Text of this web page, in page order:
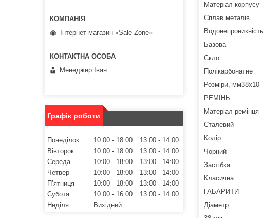
Матеріал корпусу
Сплав металів
Водонепроникність
Базова
Скло
Полікарбонатне
Розміри, мм38х10
РЕМІНЬ
Матеріал ремінця
Сталевий
Колір
Чорний
Застібка
Класична
ГАБАРИТИ
Діаметр
Інтернет-магазин «Sale Zone»
Менеджер Іван
Графік роботи
Понеділок 10:00 18:00 13:00
14:00
Вівторок
10:00 18:00 13:00
14:00
Середа
10:00 18:00 13:00
14:00
Четвер
10:00 18:00 13:00
14:00
Пʼятниця
10:00 18:00 13:00
14:00
Субота
10:00 16:00 13:00
14:00
Неділя
Вихідний